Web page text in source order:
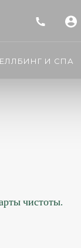
И СПА
чистоты.